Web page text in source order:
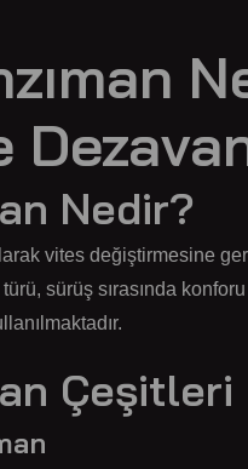
Nedir?
vites değiştirmesine
sürüş sırasında
Çeşitleri